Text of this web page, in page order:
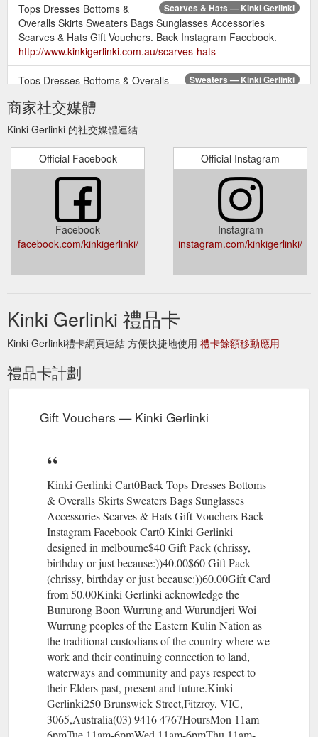
Scarves & Hats — Kinki Gerlinki
Tops Dresses Bottoms &
Overalls Skirts Sweaters Bags Sunglasses Accessories
Scarves & Hats Gift Vouchers. Back Instagram Facebook.
http://www.kinkigerlinki.com.au/scarves-hats
Sweaters — Kinki Gerlinki
Tops Dresses Bottoms & Overalls
Gift Vouchers. Back Instagram Facebook.
http://www.kinkigerlinki.com.au/sweaters
Bags — Kinki Gerlinki
Tops Dresses Bottoms & Overalls Skirts
Sweaters Bags Sunglasses Accessories Scarves & Hats Gift
Vouchers. Back Instagram Facebook.
http://www.kinkigerlinki.com.au/bags
Dragnet Pinstripe Pants (black) - Kinki Gerlinki
Tops Dresses
Bottoms & Overalls Skirts Sweaters Bags Sunglasses
Accessories Scarves & Hats Gift Vouchers. Back Instagram
Humphrey Corduroy Pants (chocolate) - 2 WEEK WAIT - Kinki Gerlinki
Tops Dresses Bottoms & Overalls Skirts Sweaters Bags
Sunglasses Accessories Scarves & Hats Gift Vouchers. Back
Instagram Facebook.
http://www.kinkigerlinki.com.au/pants/humphrey-corduroy-
pants-chocolate
Overalls Skirts Sweaters Bags Sunglasses Accessories
商家社交媒體
Kinki Gerlinki 的社交媒體連結
Official Facebook
Facebook
facebook.com/kinkigerlinki/
Official Instagram
Instagram
instagram.com/kinkigerlinki/
Kinki Gerlinki 禮品卡
Kinki Gerlinki禮卡網頁連結 方便快捷地使用 禮卡餘額移動應用
禮品卡計劃
Gift Vouchers — Kinki Gerlinki
Kinki Gerlinki Cart0Back Tops Dresses Bottoms
& Overalls Skirts Sweaters Bags Sunglasses
Accessories Scarves & Hats Gift Vouchers Back
Instagram Facebook Cart0 Kinki Gerlinki
designed in melbourne$40 Gift Pack (chrissy,
birthday or just because:))40.00$60 Gift Pack
(chrissy, birthday or just because:))60.00Gift Card
from 50.00Kinki Gerlinki acknowledge the
Bunurong Boon Wurrung and Wurundjeri Woi
Wurrung peoples of the Eastern Kulin Nation as
the traditional custodians of the country where we
work and their continuing connection to land,
waterways and community and pays respect to
their Elders past, present and future.Kinki
Gerlinki250 Brunswick Street,Fitzroy, VIC,
3065,Australia(03) 9416 4767HoursMon 11am-